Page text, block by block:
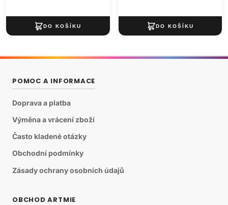
POMOC A INFORMACE
Doprava a platba
Výměna a vrácení zboží
Často kladené otázky
Obchodní podmínky
Zásady ochrany osobních údajů
OBCHOD ARTMIE